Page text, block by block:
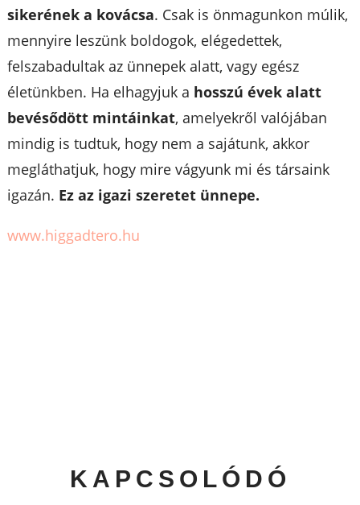
sikerének a kovácsa. Csak is önmagunkon múlik,
mennyire leszünk boldogok, elégedettek,
felszabadultak az ünnepek alatt, vagy egész
életünkben. Ha elhagyjuk a hosszú évek alatt
bevésődött mintáinkat, amelyekről valójában
mindig is tudtuk, hogy nem a sajátunk, akkor
megláthatjuk, hogy mire vágyunk mi és társaink
igazán. Ez az igazi szeretet ünnepe.
www.higgadtero.hu
KAPCSOLÓDÓ